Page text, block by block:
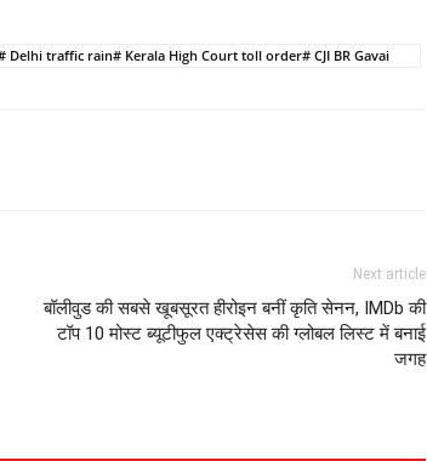
traffic rain# Kerala High Court toll order# CJI BR Gavai
Next article
बॉलीवुड की सबसे खूबसूरत हीरोइन बनीं कृति सेनन, IMDb की
टॉप 10 मोस्ट ब्यूटीफुल एक्ट्रेसेस की ग्लोबल लिस्ट में बनाई
जगह